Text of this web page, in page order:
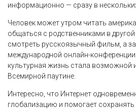
информационно — сразу в
Человек может утром читать
общаться с родственниками в
смотреть русскоязычный фильм, а
международной онлайн-
культурная жизнь стала возможной
Всемирной паутине.
Интересно, что Интернет
глобализацию и помогает